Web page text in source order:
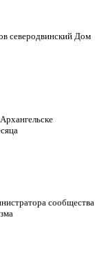
северодвинский Дом
сообщества